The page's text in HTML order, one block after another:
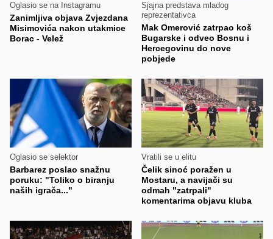
Oglasio se na Instagramu
Zanimljiva objava Zvjezdana
Misimovića nakon utakmice
Borac - Velež
Sjajna predstava mladog
reprezentativca
Mak Omerović zatrpao koš
Bugarske i odveo Bosnu i
Hercegovinu do nove
pobjede
Oglasio se selektor
Barbarez poslao snažnu
poruku: "Toliko o biranju
naših igrača..."
Vratili se u elitu
Čelik sinoć poražen u
Mostaru, a navijači su
odmah "zatrpali"
komentarima objavu kluba